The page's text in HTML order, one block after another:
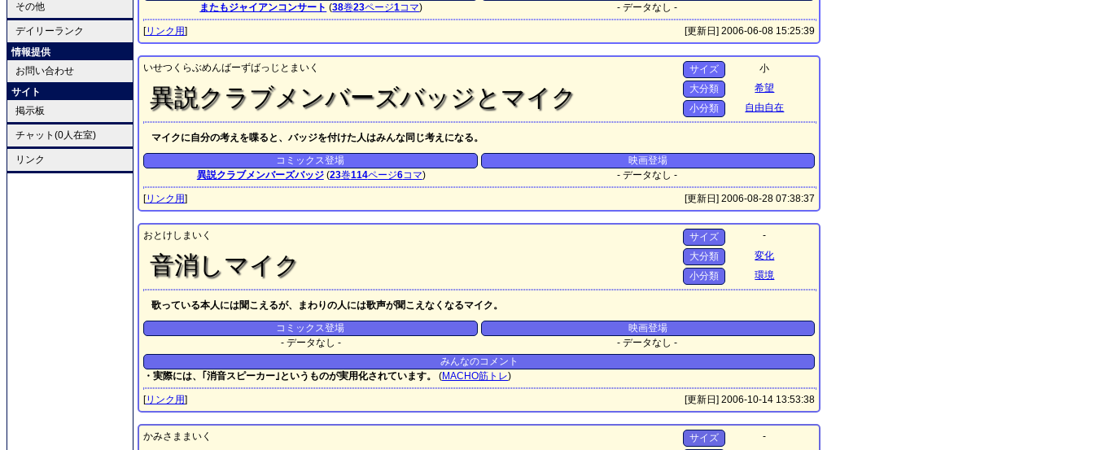
その他
デイリーランク
情報提供
お問い合わせ
サイト
掲示板
チャット(0人在室)
リンク
またもジャイアンコンサート (38巻23ページ1コマ)
- データなし -
[リンク用] [更新日] 2006-06-08 15:25:39
いせつくらぶめんばーずばっじとまいく
異説クラブメンバーズバッジとマイク
サイズ
小
大分類
希望
小分類
自由自在
マイクに自分の考えを喋ると、バッジを付けた人はみんな同じ考えになる。
コミックス登場
異説クラブメンバーズバッジ(23巻114ページ6コマ)
映画登場
- データなし -
[リンク用] [更新日] 2006-08-28 07:38:37
おとけしまいく
音消しマイク
サイズ
-
大分類
変化
小分類
環境
歌っている本人には聞こえるが、まわりの人には歌声が聞こえなくなるマイク。
コミックス登場
- データなし -
映画登場
- データなし -
みんなのコメント
・実際には、｢消音スピーカー｣というものが実用化されています。
(MACHO筋トレ)
[リンク用] [更新日] 2006-10-14 13:53:38
かみさままいく サイズ
-